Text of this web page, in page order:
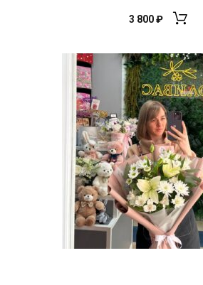
3 800₽